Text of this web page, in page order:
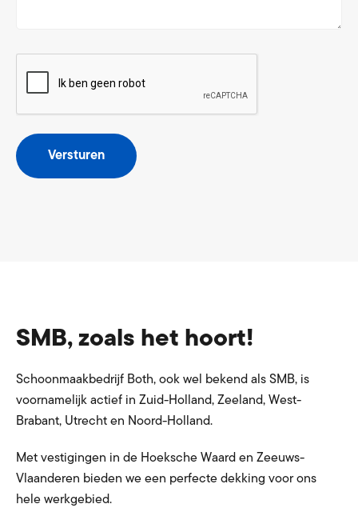
Versturen
SMB, zoals het hoort!
Schoonmaakbedrijf Both, ook wel bekend als SMB, is
voornamelijk actief in Zuid-Holland, Zeeland, West-
Brabant, Utrecht en Noord-Holland.
Met vestigingen in de Hoeksche Waard en Zeeuws-
Vlaanderen bieden we een perfecte dekking voor ons
hele werkgebied.